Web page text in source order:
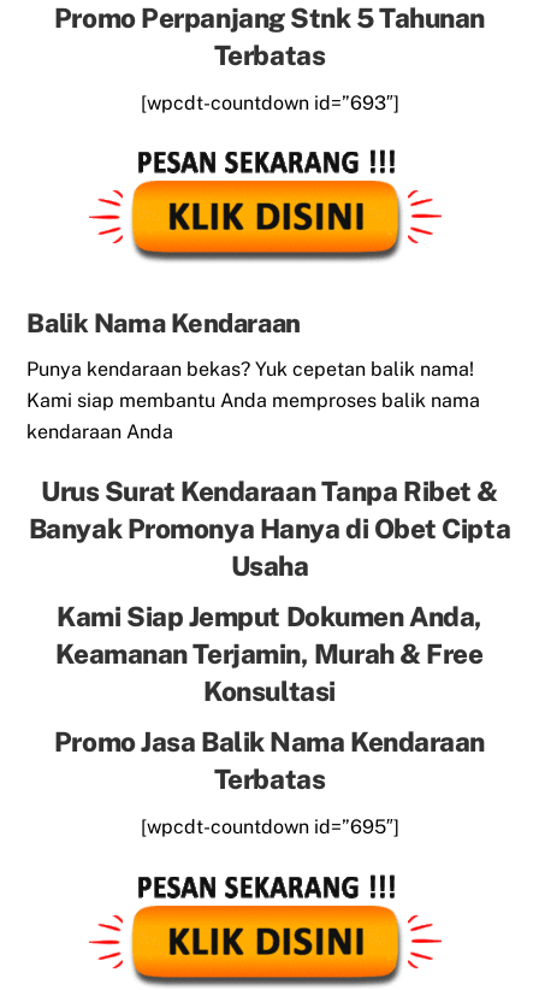
Promo Perpanjang Stnk 5 Tahunan
Terbatas
[wpcdt-countdown id=”693″]
Balik Nama Kendaraan
Punya kendaraan bekas? Yuk cepetan balik nama!
Kami siap membantu Anda memproses balik nama
kendaraan Anda
Urus Surat Kendaraan Tanpa Ribet &
Banyak Promonya Hanya di Obet Cipta
Usaha
Kami Siap Jemput Dokumen Anda,
Keamanan Terjamin, Murah & Free
Konsultasi
Promo Jasa Balik Nama Kendaraan
Terbatas
[wpcdt-countdown id=”695″]